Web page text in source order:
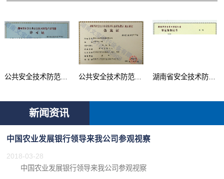
公共安全技术防范产品... 公共安全技术防范系统... 湖南省安全技术防范行...
新闻资讯
中国农业发展银行领导来我公司参观视察
2018-03-28
中国农业发展银行领导来我公司参观视察